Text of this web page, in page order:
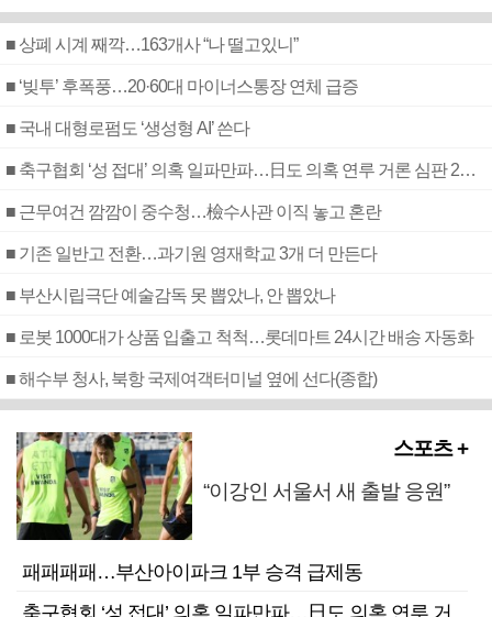
■ 상폐 시계 째깍…163개사 “나 떨고있니”
■ ‘빚투’ 후폭풍…20·60대 마이너스통장 연체 급증
■ 국내 대형로펌도 ‘생성형 AI’ 쓴다
■ 축구협회 ‘성 접대’ 의혹 일파만파…日도 의혹 연루 거론 심판 2명 조사
■ 근무여건 깜깜이 중수청…檢수사관 이직 놓고 혼란
■ 기존 일반고 전환…과기원 영재학교 3개 더 만든다
■ 부산시립극단 예술감독 못 뽑았나, 안 뽑았나
■ 로봇 1000대가 상품 입출고 척척…롯데마트 24시간 배송 자동화
■ 해수부 청사, 북항 국제여객터미널 옆에 선다(종합)
스포츠 +
“이강인 서울서 새 출발 응원”
패패패패…부산아이파크 1부 승격 급제동